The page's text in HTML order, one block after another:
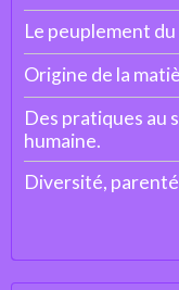
Le peuplement du
Origine de la
Des pratiques au
humaine.
Diversité,